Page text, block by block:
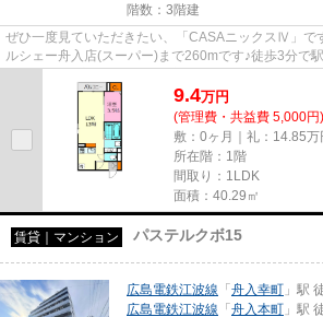
階数：3階建
ぜひ一度見ていただきたい、「CASAニックスⅣ」で
ルシェー舟入店(スーパー)まで260mです♪徒歩3分で
9.4万円
(管理費・共益費 5,000円)
敷：0ヶ月｜礼：14.85万
所在階：1階
間取り：1LDK
面積：40.29㎡
賃貸｜マンション パステルクボ15
広島電鉄江波線 「 舟入幸町 」駅
広島電鉄江波線 「 舟入本町 」駅